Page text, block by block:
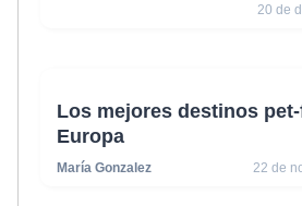
20 de
Los mejores destinos
Europa
María Gonzalez 22 de